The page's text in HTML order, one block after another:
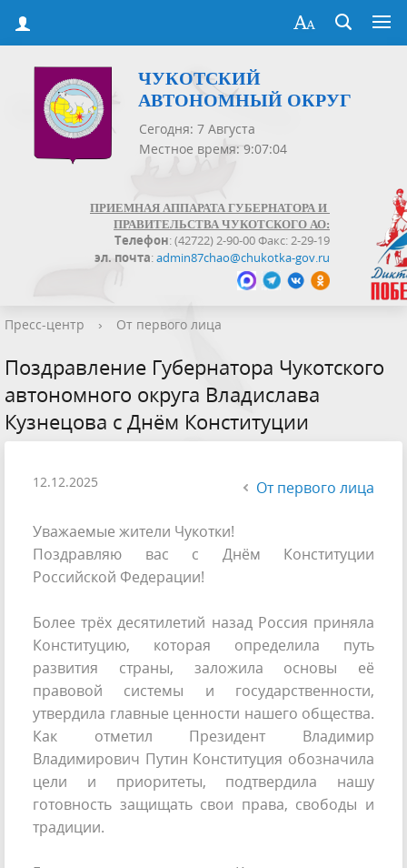
ЧУКОТСКИЙ
АВТОНОМНЫЙ ОКРУГ
Сегодня: 7 Августа
Местное время: 9:07:04
ПРИЕМНАЯ АППАРАТА ГУБЕРНАТОРА И
ПРАВИТЕЛЬСТВА ЧУКОТСКОГО АО:
Телефон: (42722) 2-90-00 Факс: 2-29-19
эл. почта:admin87chao@chukotka-gov.ru
Пресс-центр › От первого лица
Поздравление Губернатора Чукотского
автономного округа Владислава
Кузнецова с Днём Конституции
12.12.2025 От первого лица
Уважаемые жители Чукотки!
Поздравляю вас с Днём Конституции
Российской Федерации!
Более трёх десятилетий назад Россия приняла
Конституцию, которая определила путь
развития страны, заложила основы её
правовой системы и государственности,
утвердила главные ценности нашего общества.
Как отметил Президент Владимир
Владимирович Путин Конституция обозначила
цели и приоритеты, подтвердила нашу
готовность защищать свои права, свободы и
традиции.